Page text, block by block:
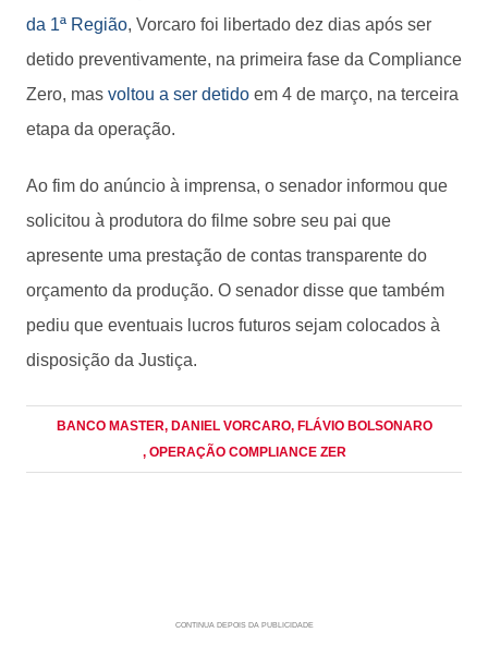
da 1ª Região, Vorcaro foi libertado dez dias após ser
detido preventivamente, na primeira fase da Compliance
Zero, mas voltou a ser detido em 4 de março, na terceira
etapa da operação.
Ao fim do anúncio à imprensa, o senador informou que
solicitou à produtora do filme sobre seu pai que
apresente uma prestação de contas transparente do
orçamento da produção. O senador disse que também
pediu que eventuais lucros futuros sejam colocados à
disposição da Justiça.
BANCO MASTER, DANIEL VORCARO, FLÁVIO BOLSONARO
, OPERAÇÃO COMPLIANCE ZER